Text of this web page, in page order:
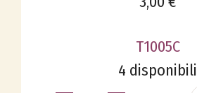
T1005C
4 disponibili